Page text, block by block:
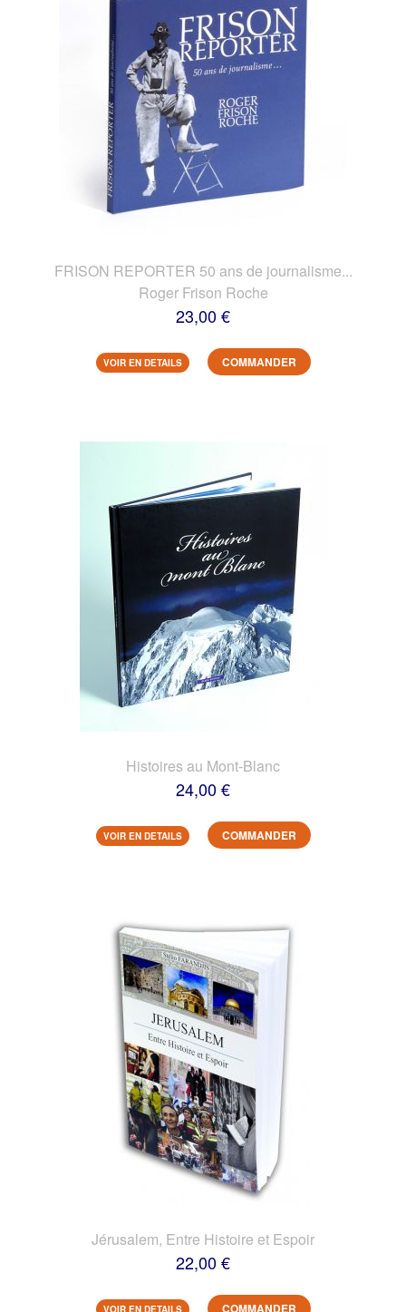
FRISON REPORTER 50 ans de journalisme...
Roger Frison Roche
23,00 €
VOIR EN DETAILS COMMANDER
Histoires au Mont-Blanc
24,00 €
VOIR EN DETAILS COMMANDER
Jérusalem, Entre Histoire et Espoir
22,00 €
VOIR EN DETAILS COMMANDER